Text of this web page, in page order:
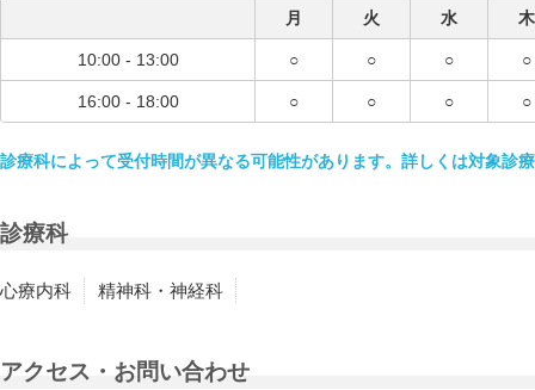
月 火 水 木
10:00 - 13:00 ○ ○ ○ ○
16:00 - 18:00 ○ ○ ○ ○
診療科によって受付時間が異なる可能性があります。詳しくは対象診
診療科
心療内科 精神科・神経科
アクセス・お問い合わせ